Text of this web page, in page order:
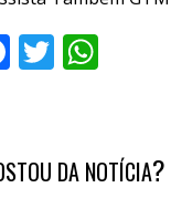
FacebookTwitter
DA NOTÍCIA?